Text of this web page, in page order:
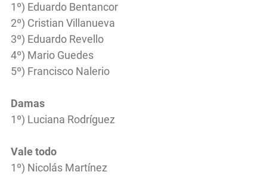
1º) Eduardo Bentancor
2º) Cristian Villanueva
3º) Eduardo Revello
4º) Mario Guedes
5º) Francisco Nalerio
Damas
1º) Luciana Rodríguez
Vale todo
1º) Nicolás Martínez